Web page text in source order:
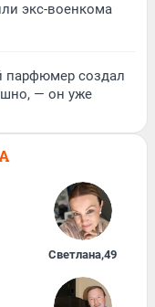
экс-военкома
парфюмер создал
— он уже
Светлана,49